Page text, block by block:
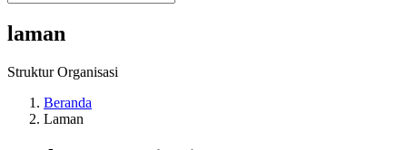
laman
Struktur Organisasi
Beranda
Laman